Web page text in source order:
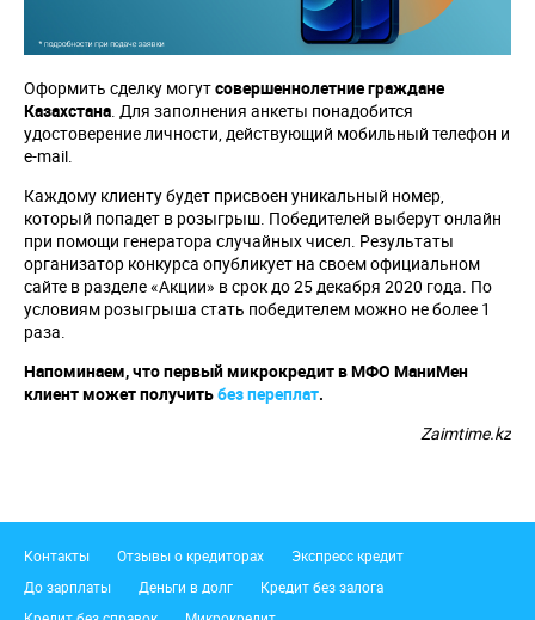
Оформить сделку могутсовершеннолетние граждане
Казахстана. Для заполнения анкеты понадобится
удостоверение личности, действующий мобильный телефон и
e-mail.
Каждому клиенту будет присвоен уникальный номер,
который попадет в розыгрыш. Победителей выберут онлайн
при помощи генератора случайных чисел. Результаты
организатор конкурса опубликует на своем официальном
сайте в разделе «Акции» в срок до 25 декабря 2020 года. По
условиям розыгрыша стать победителем можно не более 1
раза.
Напоминаем, что первый микрокредит в МФО МаниМен
клиент может получитьбез переплат.
Zaimtime.kz
Подвал
Контакты Отзывы о кредиторах
Экспресс кредит
До зарплаты
Деньги в долг
Кредит без залога